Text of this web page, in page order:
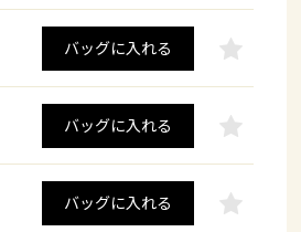
バッグに入れる
バッグに入れる
バッグに入れる